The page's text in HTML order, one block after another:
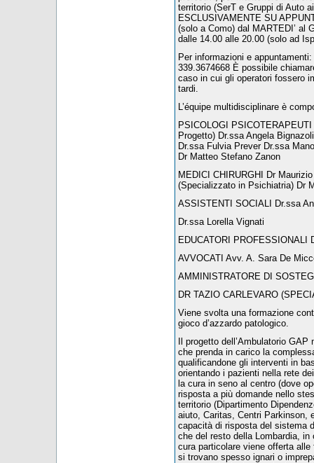
territorio (SerT e Gruppi di Auto
ESCLUSIVAMENTE SU
(solo a Como) dal MARTEDI’ al
dalle 14.00 alle 20.00 (solo ad
Per informazioni e
339.3674668 È possibile
caso in cui gli operatori fossero
tardi.
L’équipe multidisciplinare è
PSICOLOGI
Progetto) Dr.ssa Angela
Dr.ssa Fulvia Prever Dr.ssa
Dr Matteo Stefano Zanon
MEDICI CHIRURGHI Dr
(Specializzato in Psichiatria) Dr
ASSISTENTI SOCIALI Dr.ssa
Dr.ssa Lorella Vignati
EDUCATORI PROFESSIONALI
AVVOCATI Avv. A. Sara De
AMMINISTRATORE DI
DR TAZIO CARLEVARO
Viene svolta una formazione
gioco d’azzardo patologico.
Il progetto dell’Ambulatorio
che prenda in carico la
qualificandone gli interventi in
orientando i pazienti nella rete
la cura in seno al centro (dove
risposta a più domande nello
territorio (Dipartimento
aiuto, Caritas, Centri Parkinson,
capacità di risposta del sistema
che del resto della Lombardia,
cura particolare viene offerta
si trovano spesso ignari o